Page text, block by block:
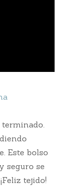
terminado.
Este bolso
seguro se
tejido!